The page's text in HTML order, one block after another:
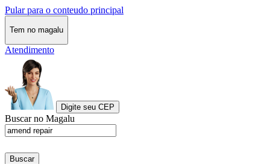
Pular para o conteudo principal
Tem no magalu
Atendimento
Digite seu CEP
Buscar no Magalu
Buscar